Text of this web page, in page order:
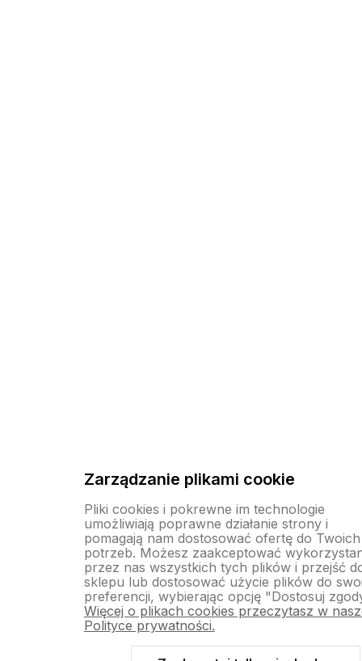
Zarządzanie plikami cookie
Pliki cookies i pokrewne im technologie
umożliwiają poprawne działanie strony i
pomagają nam dostosować ofertę do Twoich
potrzeb. Możesz zaakceptować
przez nas wszystkich tych plików i przejść
sklepu lub dostosować użycie plików do
preferencji, wybierając opcję "Dostosuj
Więcej o plikach cookies przeczytasz w
Polityce prywatności.